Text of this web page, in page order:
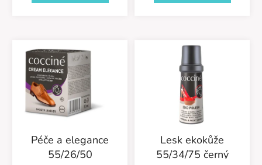
Péče a elegance
55/26/50
Lesk ekokůže
55/34/75 černý